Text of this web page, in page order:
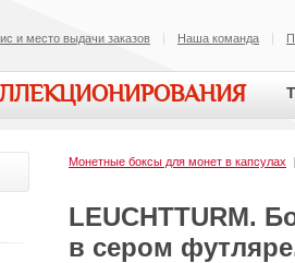
и место выдачи заказов Наша команда
Монетные боксы для монет в капсулах
LEUCHTTURM.
в сером